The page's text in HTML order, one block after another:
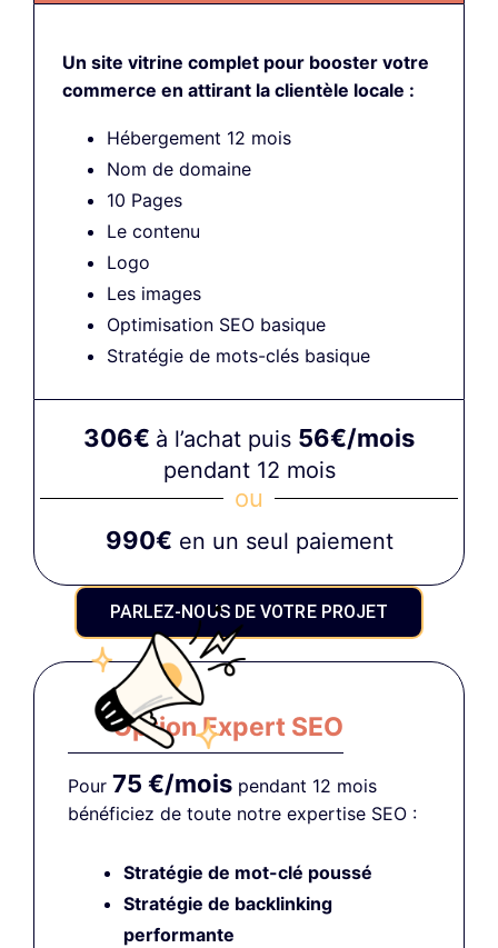
Un site vitrine complet pour booster votre
commerce en attirant la clientèle locale :
Hébergement 12 mois
Nom de domaine
10 Pages
Le contenu
Logo
Les images
Optimisation SEO basique
Stratégie de mots-clés basique
306€ à l’achat puis 56€/mois
pendant 12 mois
ou
990€ en un seul paiement
PARLEZ-NOUS DE VOTRE PROJET
Option Expert SEO
Pour 75 €/mois pendant 12 mois
bénéficiez de toute notre expertise SEO :
Stratégie de mot-clé poussé
Stratégie de backlinking
performante